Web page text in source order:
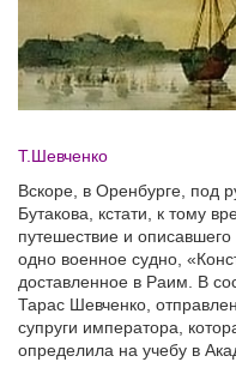
Т.Шевченко
Вскоре, в Оренбурге, под
Бутакова, кстати, к тому
путешествие и
одно военное судно,
доставленное в Раим. В
Тарас Шевченко,
супруги императора,
определила на учебу в